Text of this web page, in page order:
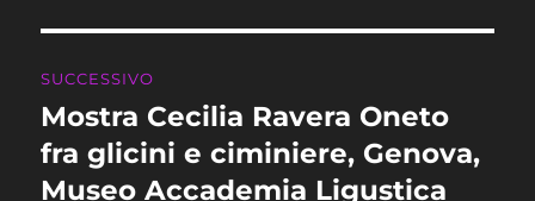
SUCCESSIVO
Articolo
successivo:
Mostra Cecilia Ravera Oneto
fra glicini e ciminiere, Genova,
Museo Accademia Ligustica